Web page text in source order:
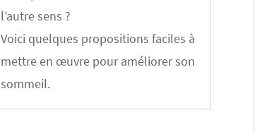
l’autre sens ?
Voici quelques propositions faciles à
mettre en œuvre pour améliorer son
sommeil.